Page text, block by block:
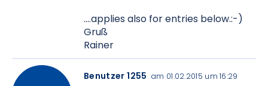
....applies also for entries below.:-)
Gruß
Rainer
Benutzer 1255 am 01.02.2015 um 16:29